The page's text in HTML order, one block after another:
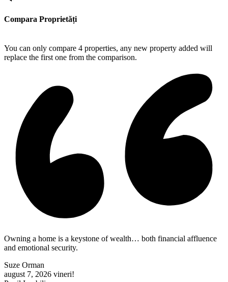
Compara Proprietăți
You can only compare 4 properties, any new property added will
replace the first one from the comparison.
Owning a home is a keystone of wealth… both financial affluence
and emotional security.
Suze Orman
august 7, 2026 vineri!